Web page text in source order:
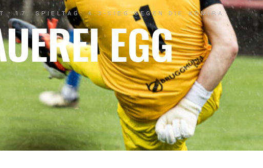
17. SPIELTAG: 4:3-SIEG GEGEN DIE ADMIRA!
EGG